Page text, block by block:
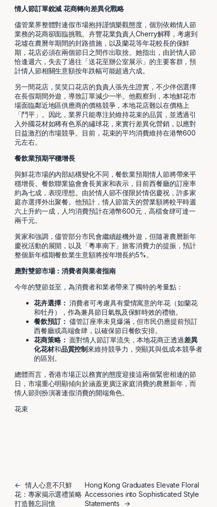
情人節訂單銳減 花商轉向差異化戰略
儘管業界整體對連假市場抱持謹慎樂觀態度，個別依賴情人節
業務的花商卻面臨挑戰。卉豐花業負責人Cherry解釋，考慮到
花墟在農曆年期間的封路措施，以及蘭花等年花較長的保鮮
期，花店必須在兩個節日之間作出取捨。她指出，由於情人節
恰逢週六，失去了過往「送花至辦公室展示」的主要客群，預
計情人節相關生意額按年跌幅可能超過六成。
另一間花店，笑笑口花店的負責人張先生證實，不少伴侶選擇
在長假期間外遊，導致訂單減少一半。他觀察到，本地鮮花市
場面臨鄰近地區供應商的價格競爭，本地花店難以在價格上
「鬥平」。因此，業界只能專注於維持花束的品質，並透過引
入外國花材如稀有色系的繡球花，來實行差異化營銷，以應對
日益激烈的市場競爭。目前，花束的平均消費維持在港幣600
元左右。
餐飲業預期平穩增長
與鮮花市場的內部結構變化不同，餐飲業預期情人節將帶來平
穩增長。餐飲聯業協會會長黃家和表示，目前西餐廳的訂座率
約為七成，表現理想。由於情人節不僅限於情侶慶祝，許多家
庭亦選擇外出聚餐。他預計，情人節當天的營業額將較平時週
六上升約一成，人均消費預計在港幣600元，高檔食肆可達一
兩千元。
黃家和強調，儘管部分市民會繼續趁機外遊，但隨著農曆新年
慶祝活動的展開，以及「粵車南下」旅客消費力的提振，預計
整個新年檔期餐飲業生意額將按年增長約5%。
應對雙節市場：消費者與業者指南
今年的雙節並至，為消費者和業者帶來了獨特的考量點：
花卉選擇： 消費者可考慮具有愛情寓意的年花（如蘭花
和牡丹），作為兼具節日氣氛及保鮮時效的禮物。
餐飲預訂： 儘管訂座率未見爆滿，但市民仍應提前預訂
西餐廳或高端食肆，以確保節日餐飲安排。
花商策略： 面對情人節訂單流失，本地花商正透過差異
化花材和品質控制來維持競爭力，突顯其與低成本競爭者
的區別。
總體而言，香港市場正以務實的態度迎接這兩個緊密相連的節
日，市場重心明顯傾向於涵蓋更廣泛家庭消費的農曆新年，而
情人節則扮演著連假消費的開端角色。
花束
← 情人心意不只鮮
花：專家揭示選禮策略
打造難忘回憶
Hong Kong Graduates Elevate Floral
Accessories into Sophisticated Style
Statements
→